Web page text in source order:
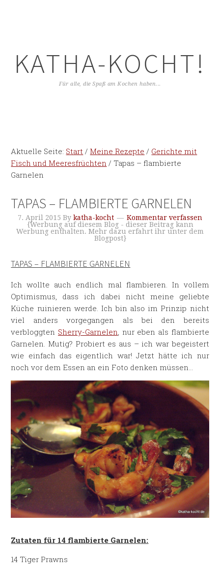
KATHA-KOCHT!
Für alle, die Spaß am Kochen haben...
Aktuelle Seite: Start / Meine Rezepte / Gerichte mit
Fisch und Meeresfrüchten / Tapas – flambierte
Garnelen
TAPAS – FLAMBIERTE GARNELEN
7. April 2015 By katha-kocht
Kommentar verfassen
{Werbung auf diesem Blog - dieser Beitrag kann
Werbung enthalten. Mehr dazu erfahrt ihr unter dem
Blogpost}
TAPAS – FLAMBIERTE GARNELEN
Ich wollte auch endlich mal flambieren. In vollem
Optimismus, dass ich dabei nicht meine geliebte
Küche ruinieren werde. Ich bin also im Prinzip nicht
viel anders vorgegangen als bei den bereits
verbloggten Sherry-Garnelen, nur eben als flambierte
Garnelen. Mutig? Probiert es aus – ich war begeistert
wie einfach das eigentlich war! Jetzt hätte ich nur
noch vor dem Essen an ein Foto denken müssen…
Zutaten für 14 flambierte Garnelen:
14 Tiger Prawns